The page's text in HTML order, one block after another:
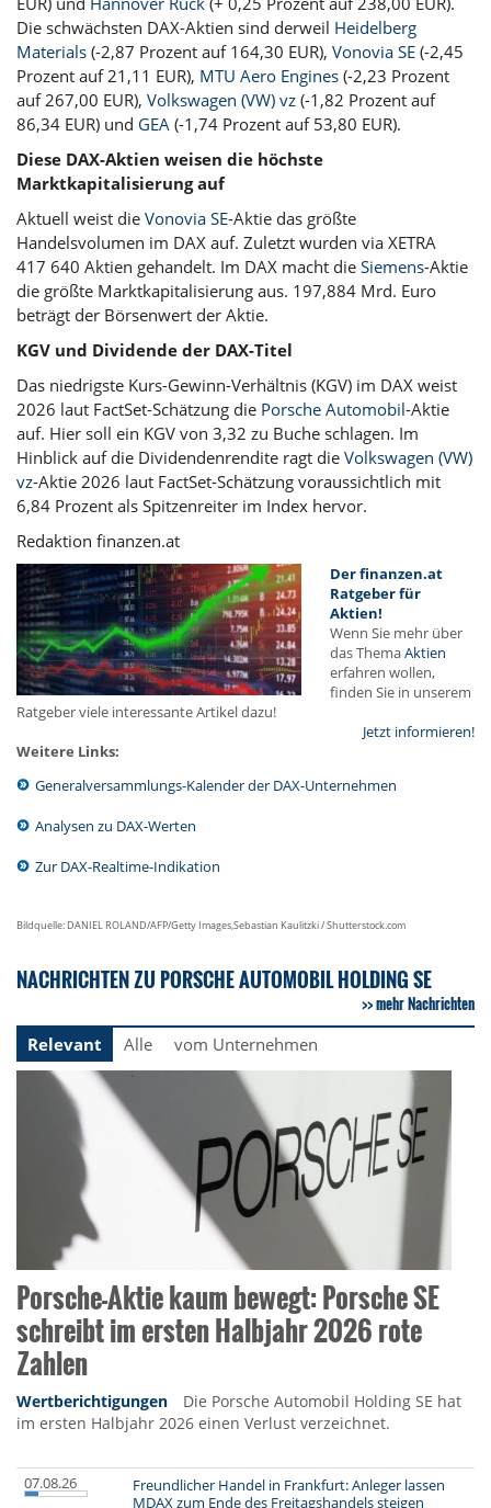
Die schwächsten DAX-Aktien sind derweil Heidelberg
Materials (-2,87 Prozent auf 164,30 EUR), Vonovia SE (-2,45
Prozent auf 21,11 EUR), MTU Aero Engines (-2,23 Prozent
auf 267,00 EUR), Volkswagen (VW) vz (-1,82 Prozent auf
86,34 EUR) und GEA (-1,74 Prozent auf 53,80 EUR).
Diese DAX-Aktien weisen die höchste
Marktkapitalisierung auf
Aktuell weist die Vonovia SE-Aktie das größte
Handelsvolumen im DAX auf. Zuletzt wurden via XETRA
417 640 Aktien gehandelt. Im DAX macht die Siemens-Aktie
die größte Marktkapitalisierung aus. 197,884 Mrd. Euro
beträgt der Börsenwert der Aktie.
KGV und Dividende der DAX-Titel
Das niedrigste Kurs-Gewinn-Verhältnis (KGV) im DAX weist
2026 laut FactSet-Schätzung die Porsche Automobil-Aktie
auf. Hier soll ein KGV von 3,32 zu Buche schlagen. Im
Hinblick auf die Dividendenrendite ragt die Volkswagen (VW)
vz-Aktie 2026 laut FactSet-Schätzung voraussichtlich mit
6,84 Prozent als Spitzenreiter im Index hervor.
Redaktion finanzen.at
Der finanzen.at
Ratgeber für
Aktien!
Wenn Sie mehr über
das ThemaAktien
erfahren wollen,
finden Sie in unserem
Ratgeber viele interessante Artikel dazu!
Jetzt informieren!
Weitere Links:
Generalversammlungs-Kalender der DAX-Unternehmen
Analysen zu DAX-Werten
Zur DAX-Realtime-Indikation
Bildquelle: DANIEL ROLAND/AFP/Getty Images,Sebastian Kaulitzki / Shutterstock.com
NACHRICHTEN ZU PORSCHE AUTOMOBIL HOLDING SE
mehr Nachrichten
Relevant
Alle vom Unternehmen
Porsche-Aktie kaum bewegt: Porsche SE
schreibt im ersten Halbjahr 2026 rote
Zahlen
Wertberichtigungen
Die Porsche Automobil Holding SE hat
im ersten Halbjahr 2026 einen Verlust verzeichnet.
07.08.26
Freundlicher Handel in Frankfurt: Anleger lassen
MDAX zum Ende des Freitagshandels steigen